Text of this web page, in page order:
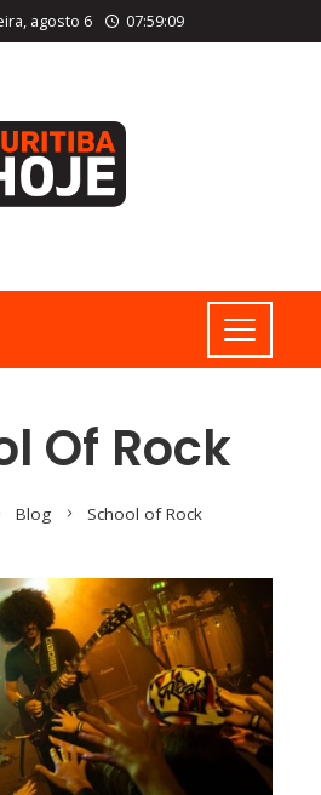
agosto 6 07:59:10
Of Rock
Blog School of Rock